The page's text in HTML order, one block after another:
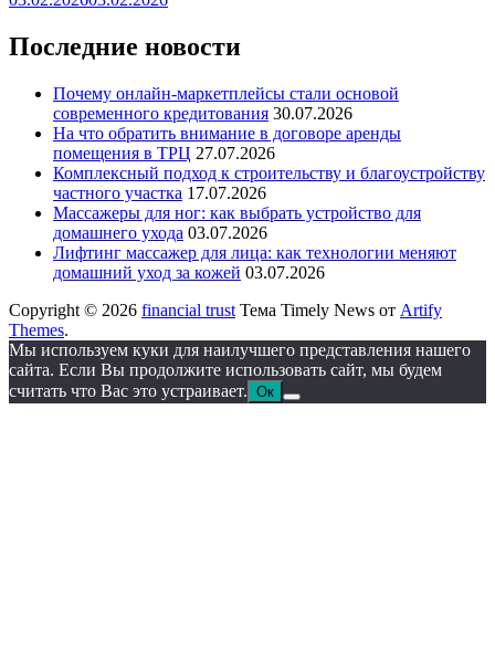
Последние новости
Почему онлайн-маркетплейсы стали основой
современного кредитования 30.07.2026
На что обратить внимание в договоре аренды
помещения в ТРЦ 27.07.2026
Комплексный подход к строительству и благоустройству
частного участка 17.07.2026
Массажеры для ног: как выбрать устройство для
домашнего ухода 03.07.2026
Лифтинг массажер для лица: как технологии меняют
домашний уход за кожей 03.07.2026
Copyright © 2026 financial trust Тема Timely News от Artify
Themes.
Мы используем куки для наилучшего представления нашего
сайта. Если Вы продолжите использовать сайт, мы будем
считать что Вас это устраивает. Ок